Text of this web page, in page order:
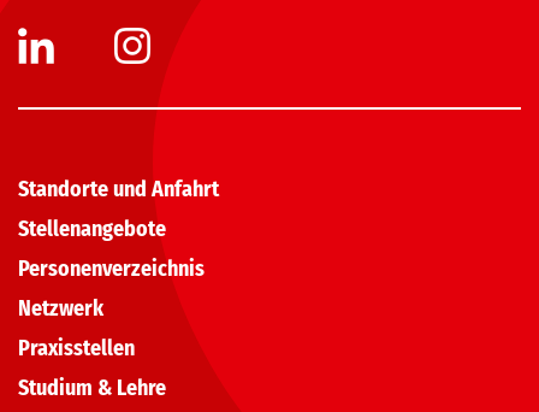
Standorte und Anfahrt
Stellenangebote
Personenverzeichnis
Netzwerk
Praxisstellen
Studium & Lehre